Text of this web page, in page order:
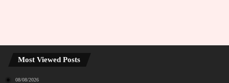
Most Viewed Posts
08/08/2026